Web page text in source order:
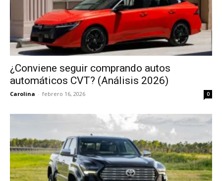
¿Conviene seguir comprando autos
automáticos CVT? (Análisis 2026)
Carolina - febrero 16, 2026 0